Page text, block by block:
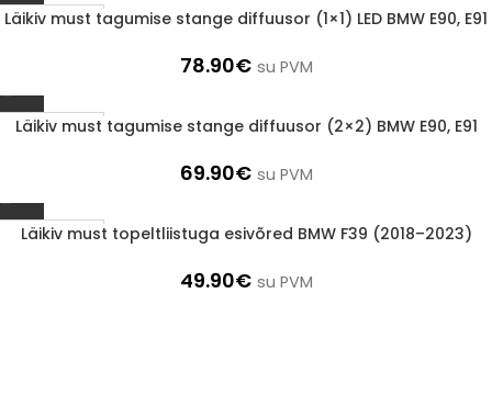
1-3 D.D.
Läikiv must tagumise stange diffuusor (1×1) LED BMW E90, E91
78.90€ su PVM
1-3 D.D.
Läikiv must tagumise stange diffuusor (2×2) BMW E90, E91
69.90€ su PVM
1-3 D.D.
Läikiv must topeltliistuga esivõred BMW F39 (2018–2023)
49.90€ su PVM